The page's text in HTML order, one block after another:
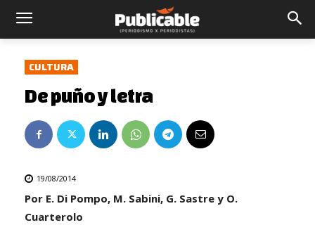
CULTURA
De puño y letra
19/08/2014
Por E. Di Pompo, M. Sabini, G. Sastre y O.
Cuarterolo